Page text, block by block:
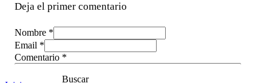
Deja el primer comentario
Nombre *
Email *
Comentario *
Buscar